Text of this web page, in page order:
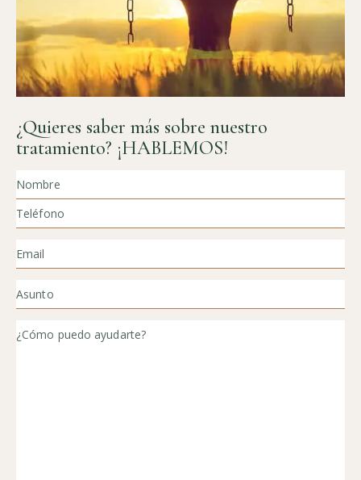
¿Quieres saber más sobre nuestro
tratamiento? ¡HABLEMOS!